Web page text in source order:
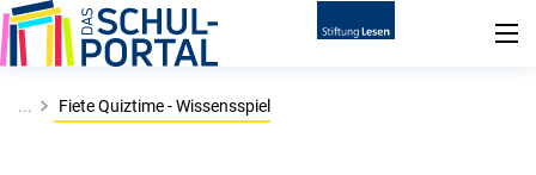
... Fiete Quiztime - Wissensspiel